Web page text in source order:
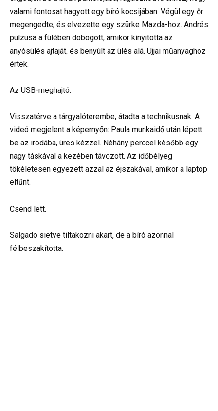
valami fontosat hagyott egy bíró kocsijában. Végül egy őr
megengedte, és elvezette egy szürke Mazda-hoz. Andrés
pulzusa a fülében dobogott, amikor kinyitotta az
anyósülés ajtaját, és benyúlt az ülés alá. Ujjai műanyaghoz
értek.
Az USB-meghajtó.
Visszatérve a tárgyalóterembe, átadta a technikusnak. A
videó megjelent a képernyőn: Paula munkaidő után lépett
be az irodába, üres kézzel. Néhány perccel később egy
nagy táskával a kezében távozott. Az időbélyeg
tökéletesen egyezett azzal az éjszakával, amikor a laptop
eltűnt.
Csend lett.
Salgado sietve tiltakozni akart, de a bíró azonnal
félbeszakította.